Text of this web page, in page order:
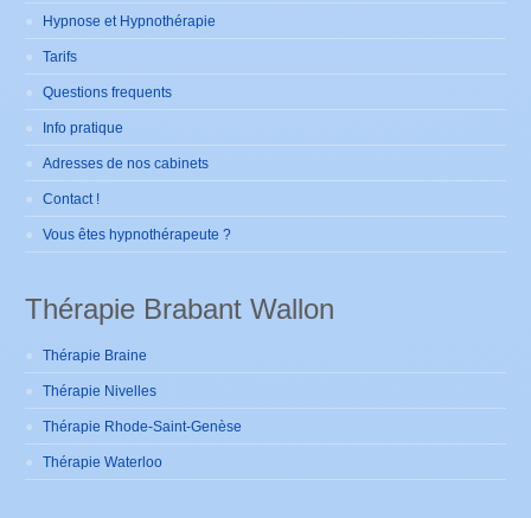
Hypnose et Hypnothérapie
Tarifs
Questions frequents
Info pratique
Adresses de nos cabinets
Contact !
Vous êtes hypnothérapeute ?
Thérapie Brabant Wallon
Thérapie Braine
Thérapie Nivelles
Thérapie Rhode-Saint-Genèse
Thérapie Waterloo